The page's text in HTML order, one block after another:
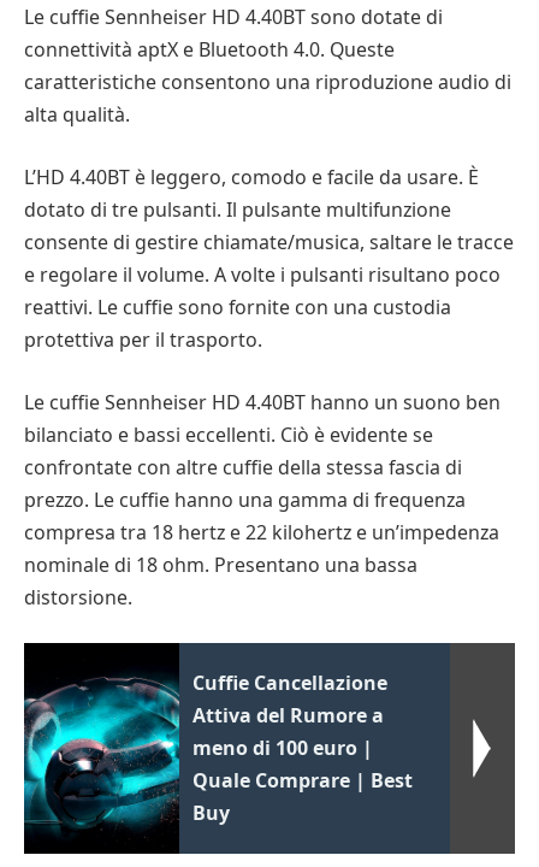
Le cuffie Sennheiser HD 4.40BT sono dotate di
connettività aptX e Bluetooth 4.0. Queste
caratteristiche consentono una riproduzione audio di
alta qualità.
L’HD 4.40BT è leggero, comodo e facile da usare. È
dotato di tre pulsanti. Il pulsante multifunzione
consente di gestire chiamate/musica, saltare le tracce
e regolare il volume. A volte i pulsanti risultano poco
reattivi. Le cuffie sono fornite con una custodia
protettiva per il trasporto.
Le cuffie Sennheiser HD 4.40BT hanno un suono ben
bilanciato e bassi eccellenti. Ciò è evidente se
confrontate con altre cuffie della stessa fascia di
prezzo. Le cuffie hanno una gamma di frequenza
compresa tra 18 hertz e 22 kilohertz e un’impedenza
nominale di 18 ohm. Presentano una bassa
distorsione.
Cuffie Cancellazione
Attiva del Rumore a
meno di 100 euro |
Quale Comprare | Best
Buy